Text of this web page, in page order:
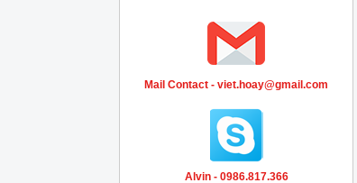
Mail Contact - viet.hoay@gmail.com
Alvin - 0986.817.366